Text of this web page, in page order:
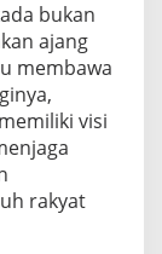
bukan
ajang
membawa
visi
rakyat